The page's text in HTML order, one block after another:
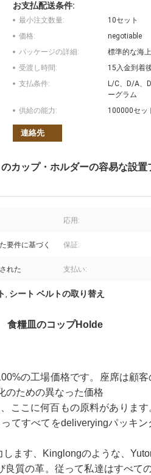
お支払配送条件:
最小注文数量:
10セット
価格:
negotiable
パッケージの詳細:
標準的な海
受渡し時間:
15入金到着
支払条件:
L/C、D/A、
ーグラム
供給の能力:
100000セッ
連絡先
カップ・ホルダーの容易な設
応用:
要件に基づく 保証:
れた 支払い:
, シート ベルトの取り替え
食糧皿のコップHolde
の工場価格です。座席は顧
のための異なった価格
ここに何百もの原料がありま
てすべてをdeliveryingパッキ
します、Kinglongのような、
良質の革。従って私達はすべて